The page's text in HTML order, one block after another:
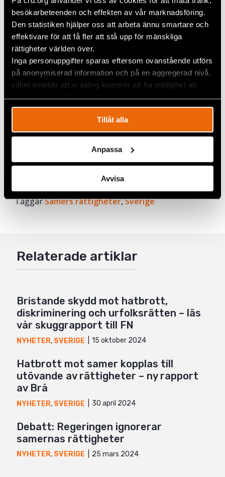
besökarbeteenden och effekten av vår marknadsföring.
Den statistiken hjälper oss att arbeta ännu smartare och
effektivare för att få fler att stå upp för mänskliga
rättigheter världen över.
Inga personuppgifter sparas eftersom ovanstående utförs
på anonymiserad information och på en aggregerad nivå,
vilket innebär att vi aldrig kommer att ha möjlighet att
spåra en specifik besökares beteende på vår webbplats.
Tillåt alla
Anpassa
Avvisa
måste garanteras i förhållande till all exploatering
som planeras i traditionellt samiskt område. Och
ILO-konventionen måste ratificeras.
Robert Hårdh
Chef Civil Rights Defenders
Marie Persson
Landspartiet Svenska Samer
Ságadoalli/President
Facebook
Mail
TaggarSamers rättigheter,Sverige
Relaterade artiklar
Bristande skydd mot hatbrott,
diskriminering och urfolksrätten – läs
vår skuggrapport till FN
NYHETER, SVERIGE 15 oktober 2024
Hatbrott mot samer kopplas till
utövande av rättigheter – ny rapport
av Brå
NYHETER, SVERIGE 30 april 2024
Debatt: Regeringen ignorerar
samernas rättigheter
NYHETER, SVERIGE 25 mars 2024